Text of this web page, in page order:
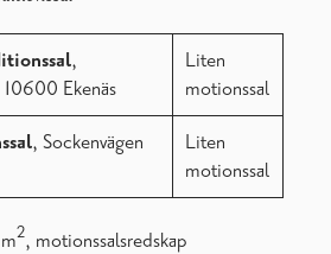
,
10600 Ekenäs
Liten
motionssal
, Sockenvägen
Liten
motionssal
2, motionssalsredskap